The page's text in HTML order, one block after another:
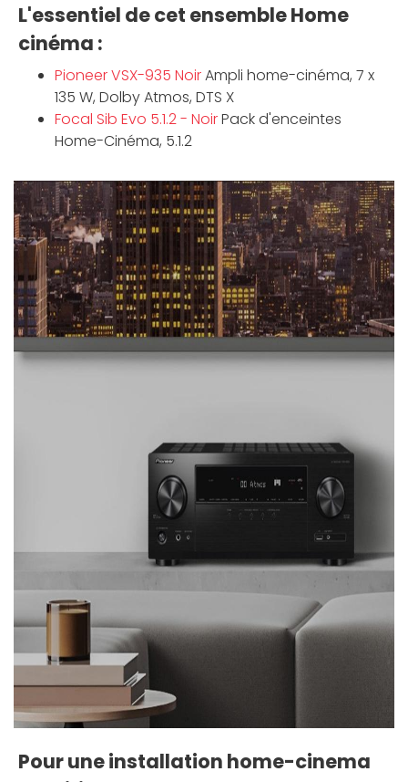
L'essentiel de cet ensemble Home
cinéma :
Pioneer VSX-935 NoirAmpli home-cinéma, 7 x
135 W, Dolby Atmos, DTS X
Focal Sib Evo 5.1.2 - NoirPack d'enceintes
Home-Cinéma, 5.1.2
Pour une installation home-cinema